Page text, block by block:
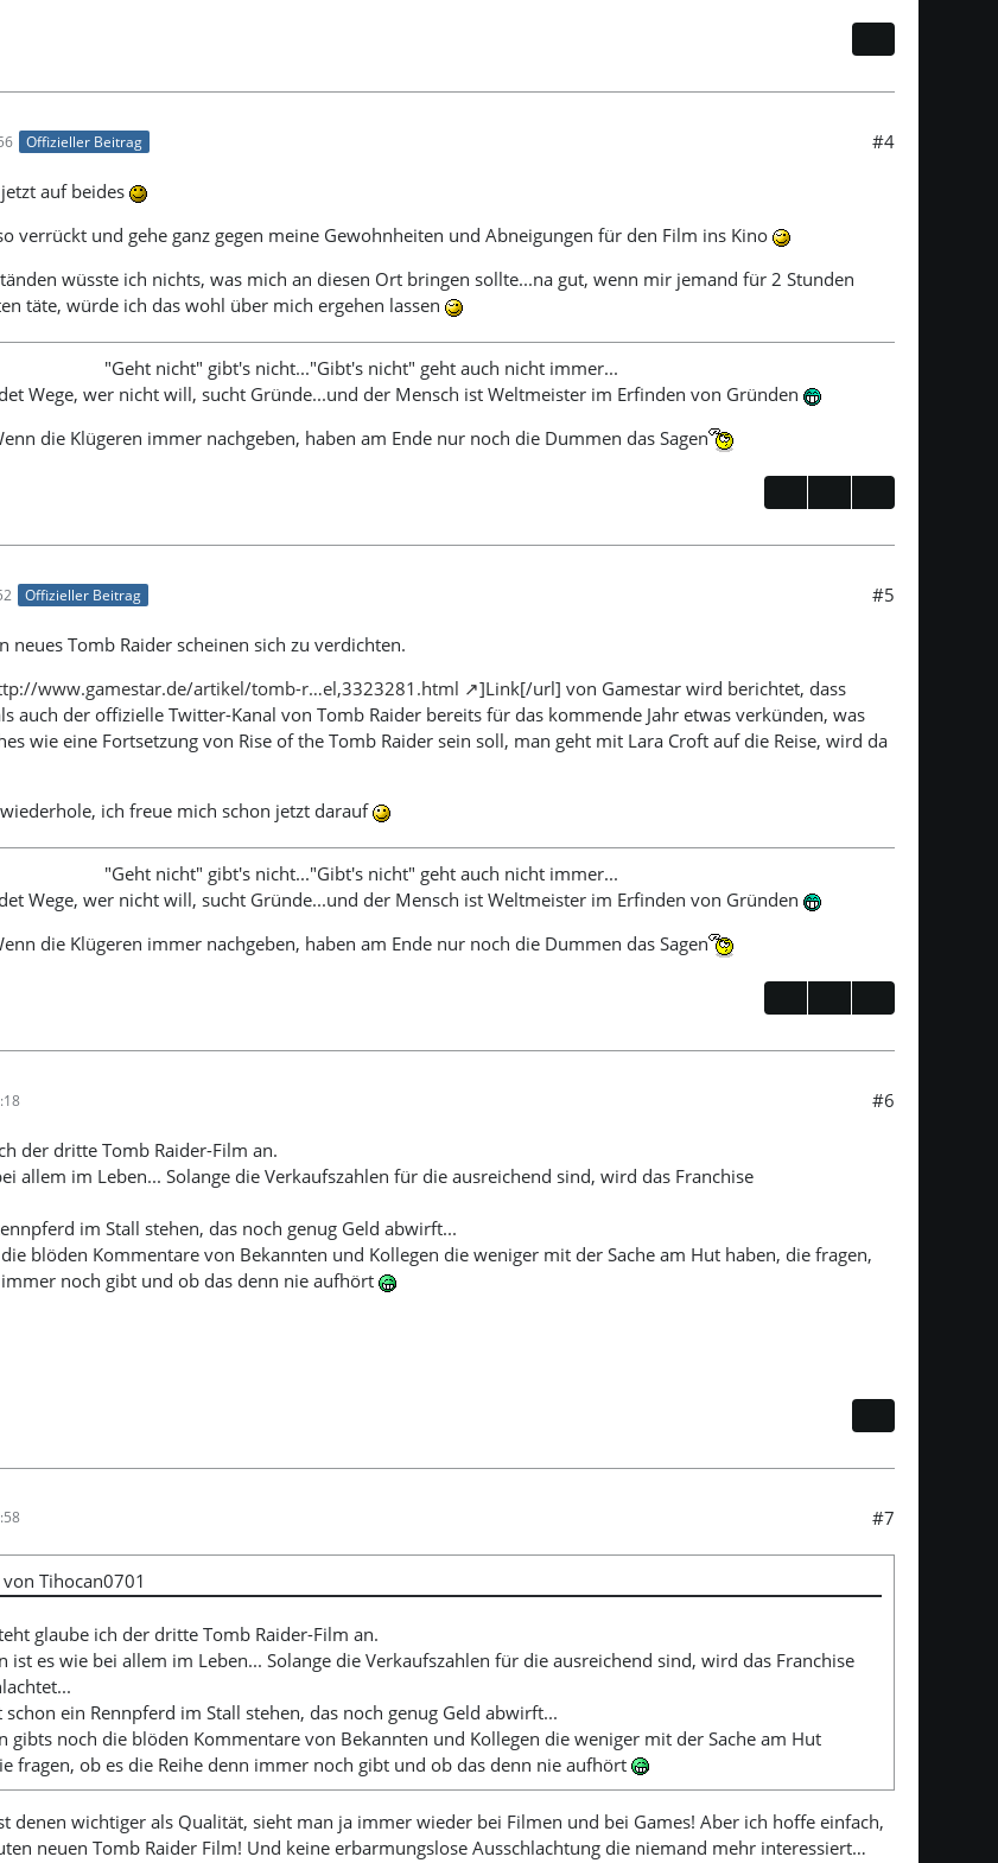
Offizieller Beitrag #4
auf beides
verrückt und gehe ganz gegen meine Gewohnheiten und Abneigungen für den Film ins Kino
wüsste ich nichts, was mich an diesen Ort bringen sollte...na gut, wenn mir jemand für 2 Stunden
täte, würde ich das wohl über mich ergehen lassen
"Geht nicht" gibt's nicht..."Gibt's nicht" geht auch nicht immer...
Wege, wer nicht will, sucht Gründe...und der Mensch ist Weltmeister im Erfinden von Gründen
die Klügeren immer nachgeben, haben am Ende nur noch die Dummen das Sagen
Offizieller Beitrag #5
neues Tomb Raider scheinen sich zu verdichten.
www.gamestar.de/artikel/tomb-r…el,3323281.html
]Link[/url] von Gamestar wird berichtet, dass
auch der offizielle Twitter-Kanal von Tomb Raider bereits für das kommende Jahr etwas verkünden, was
wie eine Fortsetzung von Rise of the Tomb Raider sein soll, man geht mit Lara Croft auf die Reise, wird da
ich freue mich schon jetzt darauf
"Geht nicht" gibt's nicht..."Gibt's nicht" geht auch nicht immer...
Wege, wer nicht will, sucht Gründe...und der Mensch ist Weltmeister im Erfinden von Gründen
die Klügeren immer nachgeben, haben am Ende nur noch die Dummen das Sagen
#6
der dritte Tomb Raider-Film an.
allem im Leben... Solange die Verkaufszahlen für die ausreichend sind, wird das Franchise
im Stall stehen, das noch genug Geld abwirft...
blöden Kommentare von Bekannten und Kollegen die weniger mit der Sache am Hut haben, die fragen,
immer noch gibt und ob das denn nie aufhört
#7
Tihocan0701
glaube ich der dritte Tomb Raider-Film an.
ist es wie bei allem im Leben... Solange die Verkaufszahlen für die ausreichend sind, wird das Franchise
schon ein Rennpferd im Stall stehen, das noch genug Geld abwirft...
gibts noch die blöden Kommentare von Bekannten und Kollegen die weniger mit der Sache am Hut
fragen, ob es die Reihe denn immer noch gibt und ob das denn nie aufhört
denen wichtiger als Qualität, sieht man ja immer wieder bei Filmen und bei Games! Aber ich hoffe einfach,
neuen Tomb Raider Film! Und keine erbarmungslose Ausschlachtung die niemand mehr interessiert…